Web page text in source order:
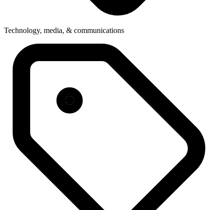
Technology, media, & communications